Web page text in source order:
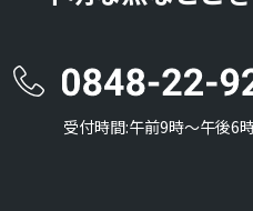
受付時間:午前9時〜午後6